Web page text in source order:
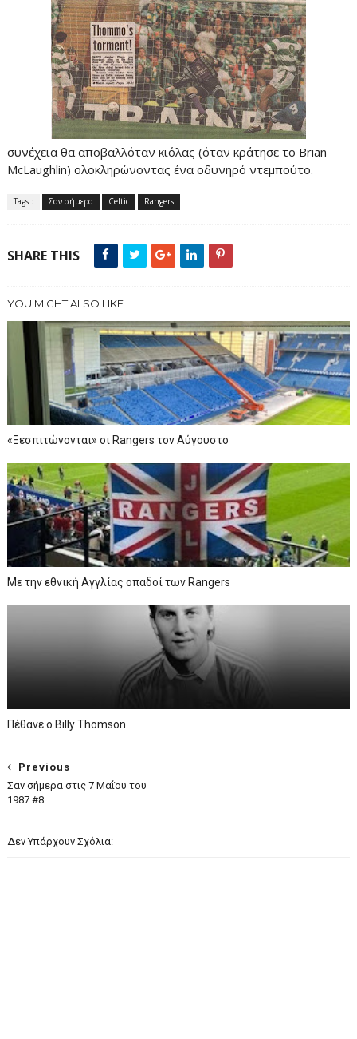
συνέχεια θα αποβαλλόταν κιόλας (όταν κράτησε το Brian
McLaughlin) ολοκληρώνοντας ένα οδυνηρό ντεμπούτο.
Tags : Σαν σήμερα Celtic Rangers
SHARE THIS
YOU MIGHT ALSO LIKE
«Ξεσπιτώνονται» οι Rangers τον Αύγουστο
Με την εθνική Αγγλίας οπαδοί των Rangers
Πέθανε ο Billy Thomson
Previous
Σαν σήμερα στις 7 Μαΐου του
1987 #8
Δεν Υπάρχουν Σχόλια: